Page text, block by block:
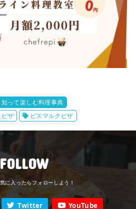
知って楽しむ料理事典
ピザ ビスマルクピザ
FOLLOW
Twitter YouTube